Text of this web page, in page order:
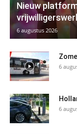
Nieuw
6 augustus 2026
6
6